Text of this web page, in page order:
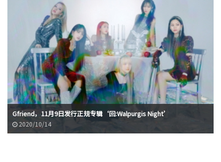
Gfriend，11月9日发行正规专辑‘回:Walpurgis Night’
2020/10/14